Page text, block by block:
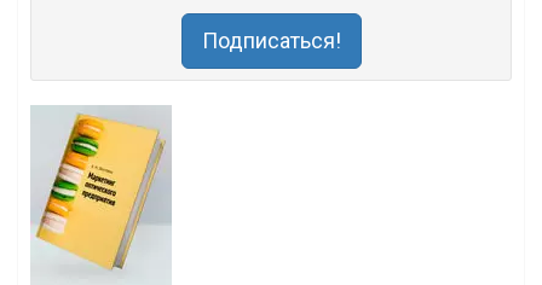
Подписаться!